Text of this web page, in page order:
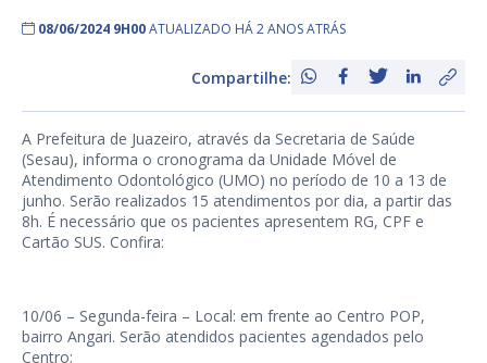
08/06/2024 9H00ATUALIZADO HÁ 2 ANOS ATRÁS
Compartilhe:
A Prefeitura de Juazeiro, através da Secretaria de Saúde
(Sesau), informa o cronograma da Unidade Móvel de
Atendimento Odontológico (UMO) no período de 10 a 13 de
junho. Serão realizados 15 atendimentos por dia, a partir das
8h. É necessário que os pacientes apresentem RG, CPF e
Cartão SUS. Confira:
10/06 – Segunda-feira – Local: em frente ao Centro POP,
bairro Angari. Serão atendidos pacientes agendados pelo
Centro;